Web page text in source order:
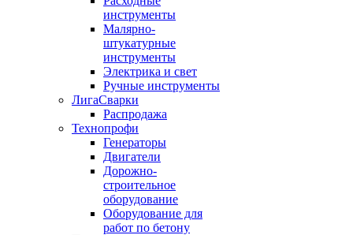
инструменты
Малярно-
штукатурные
инструменты
Электрика и свет
Ручные инструменты
ЛигаСварки
Распродажа
Технопрофи
Генераторы
Двигатели
Дорожно-
строительное
оборудование
Оборудование для
работ по бетону